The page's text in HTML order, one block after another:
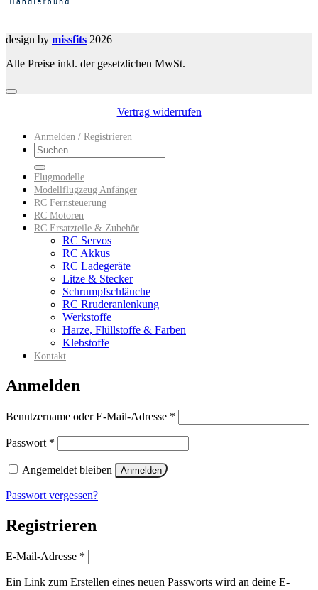
design by missfits 2026
Alle Preise inkl. der gesetzlichen MwSt.
Vertrag widerrufen
Anmelden / Registrieren
Suchen
nach:
Flugmodelle
Modellflugzeug Anfänger
RC Fernsteuerung
RC Motoren
RC Ersatzteile & Zubehör
RC Servos
RC Akkus
RC Ladegeräte
Litze & Stecker
Schrumpfschläuche
RC Rruderanlenkung
Werkstoffe
Harze, Flüllstoffe & Farben
Klebstoffe
Kontakt
Anmelden
Benutzername oder E-Mail-Adresse *
Passwort *
Angemeldet bleiben Anmelden
Passwort vergessen?
Registrieren
E-Mail-Adresse *
Ein Link zum Erstellen eines neuen Passworts wird an deine E-